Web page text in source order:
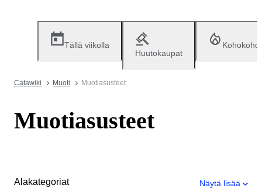
Tällä viikolla
Huutokaupat
Catawiki Muoti Muotiasusteet
Muotiasusteet
Alakategoriat Näytä lisää